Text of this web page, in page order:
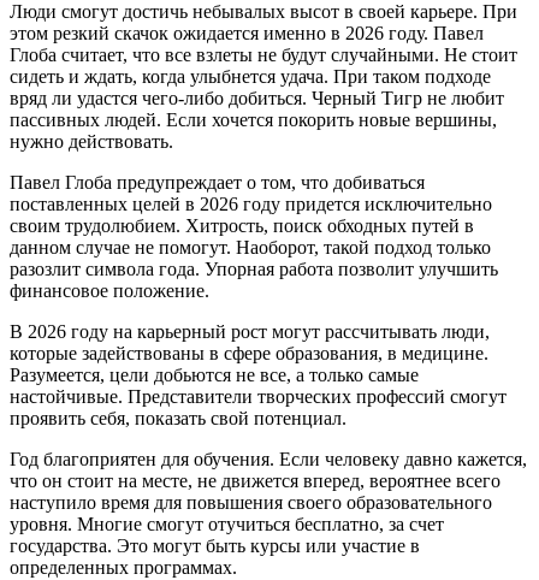
Люди смогут достичь небывалых высот в своей карьере. При
этом резкий скачок ожидается именно в 2026 году. Павел
Глоба считает, что все взлеты не будут случайными. Не стоит
сидеть и ждать, когда улыбнется удача. При таком подходе
вряд ли удастся чего-либо добиться. Черный Тигр не любит
пассивных людей. Если хочется покорить новые вершины,
нужно действовать.
Павел Глоба предупреждает о том, что добиваться
поставленных целей в 2026 году придется исключительно
своим трудолюбием. Хитрость, поиск обходных путей в
данном случае не помогут. Наоборот, такой подход только
разозлит символа года. Упорная работа позволит улучшить
финансовое положение.
В 2026 году на карьерный рост могут рассчитывать люди,
которые задействованы в сфере образования, в медицине.
Разумеется, цели добьются не все, а только самые
настойчивые. Представители творческих профессий смогут
проявить себя, показать свой потенциал.
Год благоприятен для обучения. Если человеку давно кажется,
что он стоит на месте, не движется вперед, вероятнее всего
наступило время для повышения своего образовательного
уровня. Многие смогут отучиться бесплатно, за счет
государства. Это могут быть курсы или участие в
определенных программах.